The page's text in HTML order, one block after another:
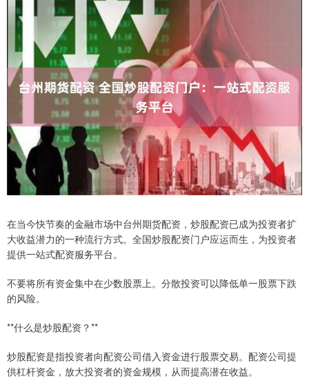
在当今快节奏的金融市场中台州期货配资，炒股配资已成为投资者扩
大收益潜力的一种流行方式。全国炒股配资门户应运而生，为投资者
提供一站式配资服务平台。
不要将所有资金集中在少数股票上。分散投资可以降低单一股票下跌
的风险。
**什么是炒股配资？**
炒股配资是指投资者向配资公司借入资金进行股票交易。配资公司提
供杠杆资金，放大投资者的资金规模，从而提高潜在收益。